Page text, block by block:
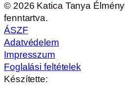
© 2026 Katica Tanya
fenntartva.
ÁSZF
Adatvédelem
Impresszum
Foglalási feltételek
Készítette: